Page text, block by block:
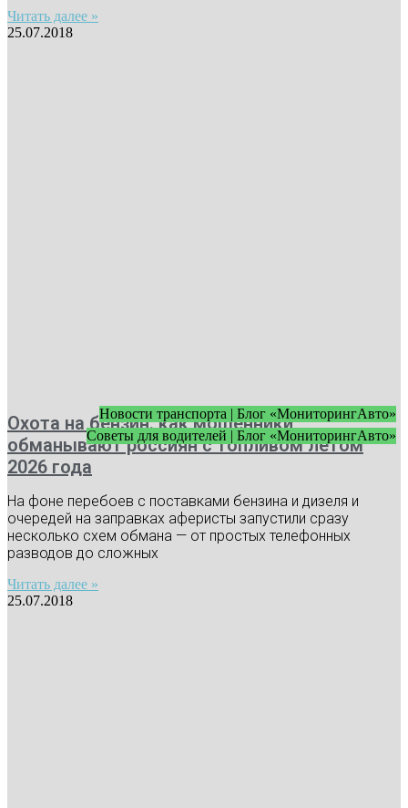
Читать далее »
25.07.2018
Новости транспорта | Блог «МониторингАвто»
Советы для водителей | Блог «МониторингАвто»
Охота на бензин: как мошенники
обманывают россиян с топливом летом
2026 года
На фоне перебоев с поставками бензина и дизеля и
очередей на заправках аферисты запустили сразу
несколько схем обмана — от простых телефонных
разводов до сложных
Читать далее »
25.07.2018